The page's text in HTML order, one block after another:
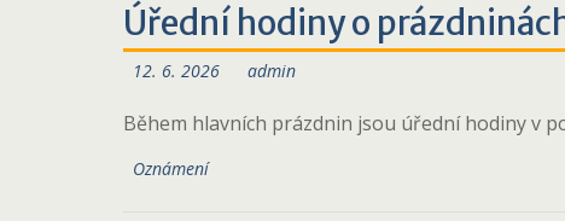
Úřední hodiny o
12. 6. 2026 admin
Během hlavních prázdnin jsou úřední hodiny v
Oznámení